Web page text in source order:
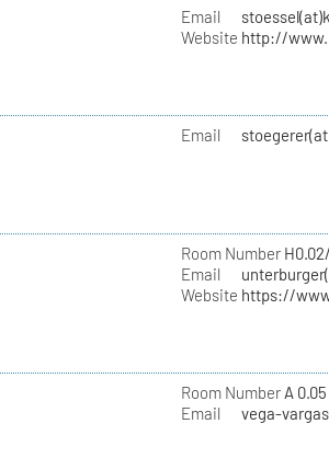
Email
Website http://
Email
Room NumberH0.02/
Email
Website https://
Room NumberA 0.05
Email
vega-